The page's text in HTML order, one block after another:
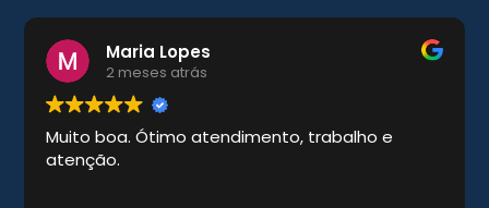
Maria Lopes
2 meses atrás
Muito boa. Ótimo atendimento, trabalho e
atenção.